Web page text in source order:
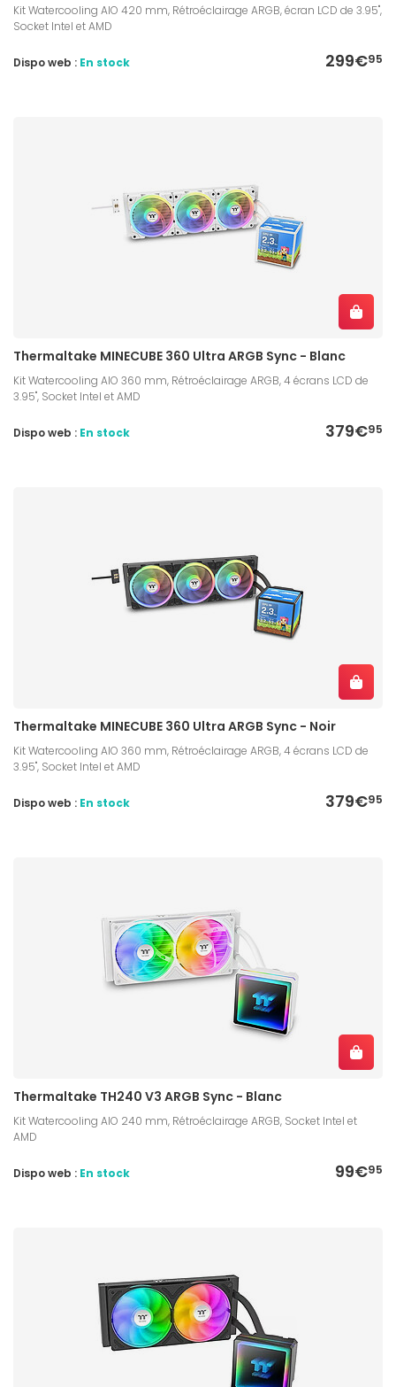
Kit Watercooling AIO 420 mm, Rétroéclairage ARGB, écran LCD de 3.95",
Socket Intel et AMD
299€95
Dispo web : En stock
Thermaltake MINECUBE 360 Ultra ARGB Sync - Blanc
Kit Watercooling AIO 360 mm, Rétroéclairage ARGB, 4 écrans LCD de
3.95", Socket Intel et AMD
379€95
Dispo web : En stock
Thermaltake MINECUBE 360 Ultra ARGB Sync - Noir
Kit Watercooling AIO 360 mm, Rétroéclairage ARGB, 4 écrans LCD de
3.95", Socket Intel et AMD
379€95
Dispo web : En stock
Thermaltake TH240 V3 ARGB Sync - Blanc
Kit Watercooling AIO 240 mm, Rétroéclairage ARGB, Socket Intel et
AMD
99€95
Dispo web : En stock